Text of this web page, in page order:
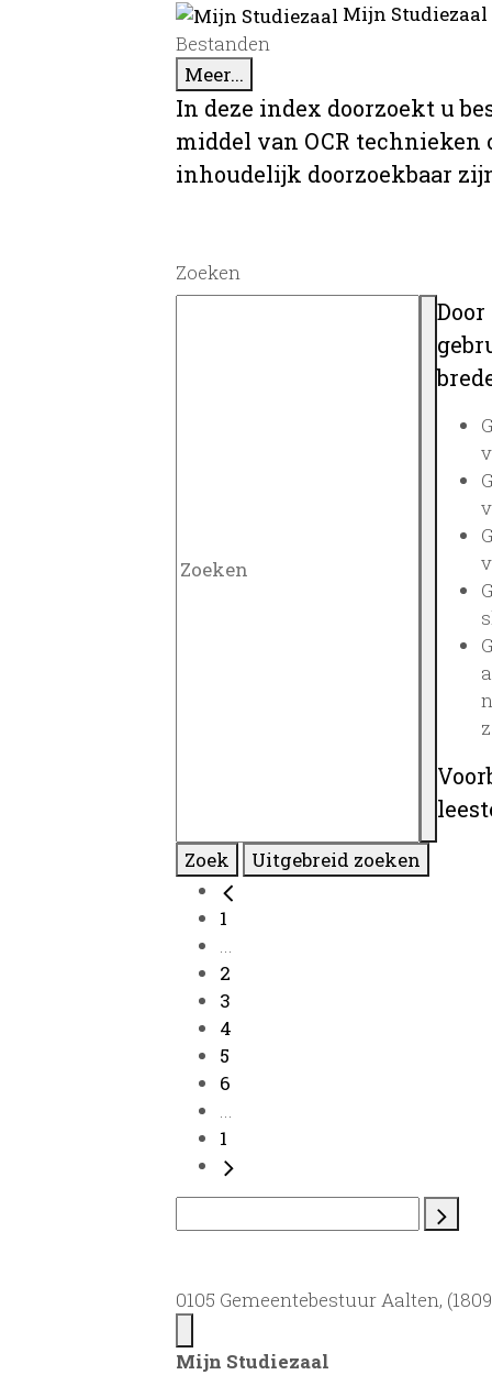
Mijn
Bestanden
Meer...
In deze index doorzoekt u
middel van OCR
inhoudelijk doorzoekbaar
Zoeken
Zoek Uitgebreid zoeken
1
...
2
3
4
5
6
...
1
0105 Gemeentebestuur Aalten,
Mijn Studiezaal